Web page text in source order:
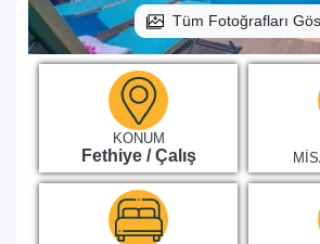
Tüm Fotoğrafları
KONUM
Fethiye / Çalış